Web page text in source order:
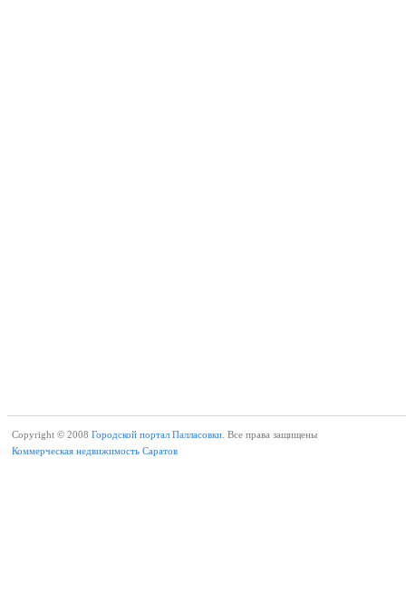
Copyright © 2008 Городской портал Палласовки. Все права защищены
Коммерческая недвижимость Саратов